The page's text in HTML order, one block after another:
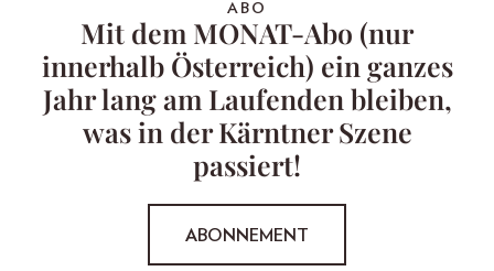
ABO
Mit dem MONAT-Abo (nur
innerhalb Österreich) ein ganzes
Jahr lang am Laufenden bleiben,
was in der Kärntner Szene
passiert!
ABONNEMENT